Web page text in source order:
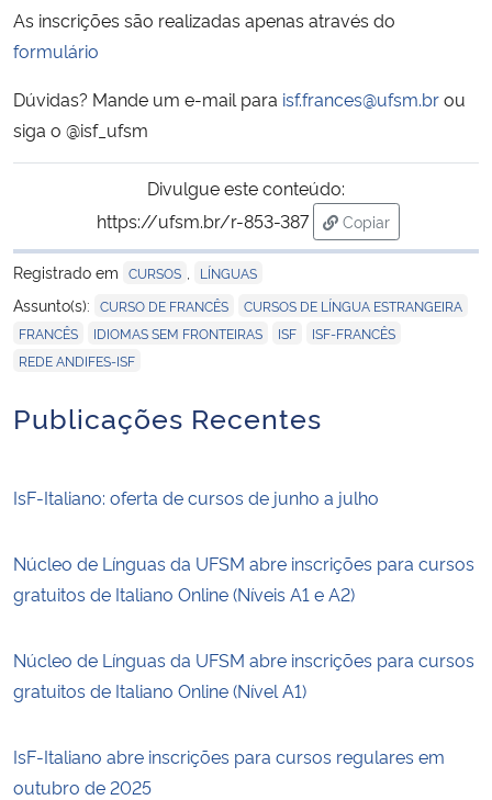
As inscrições são realizadas apenas através do
formulário
Dúvidas? Mande um e-mail para isf.frances@ufsm.brou
siga o @isf_ufsm
Divulgue este conteúdo:
https://ufsm.br/r-853-387
Copiar
para área de
Registrado em CURSOS LÍNGUAS
Assunto(s): CURSO DE FRANCÊS CURSOS DE LÍNGUA ESTRANGEIRA
FRANCÊS IDIOMAS SEM FRONTEIRAS ISF ISF-FRANCÊS
REDE ANDIFES-ISF
Publicações Recentes
IsF-Italiano: oferta de cursos de junho a julho
Núcleo de Línguas da UFSM abre inscrições para cursos
gratuitos de Italiano Online (Níveis A1 e A2)
Núcleo de Línguas da UFSM abre inscrições para cursos
gratuitos de Italiano Online (Nível A1)
IsF-Italiano abre inscrições para cursos regulares em
outubro de 2025